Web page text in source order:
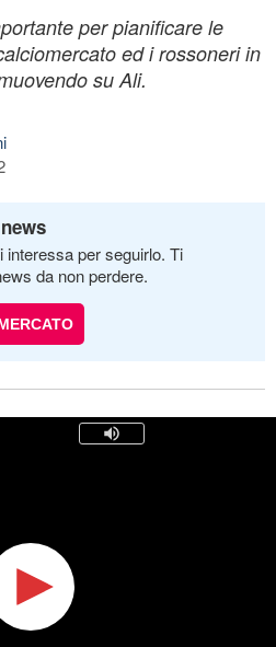
per pianificare le
ed i rossoneri in
su Ali.
interessa per seguirlo. Ti
da non perdere.